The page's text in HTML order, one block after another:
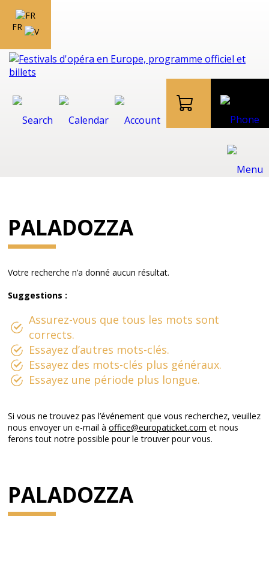
FR
PALADOZZA
Votre recherche n’a donné aucun résultat.
Suggestions :
Assurez-vous que tous les mots sont
corrects.
Essayez d’autres mots-clés.
Essayez des mots-clés plus généraux.
Essayez une période plus longue.
Si vous ne trouvez pas l’événement que vous recherchez, veuillez
nous envoyer un e-mail àoffice@europaticket.com et nous
ferons tout notre possible pour le trouver pour vous.
PALADOZZA